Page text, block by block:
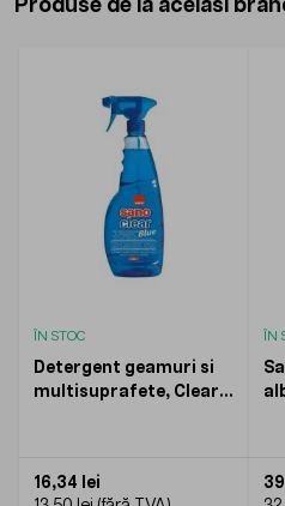
Produse de la acelasi
ÎN STOC
Detergent geamuri si
multisuprafete, Clear
16,34 lei
ÎN